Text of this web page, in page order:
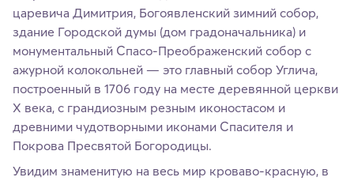
царевича Димитрия, Богоявленский зимний собор,
здание Городской думы (дом градоначальника) и
монументальный Спасо-Преображенский собор с
ажурной колокольней — это главный собор Углича,
построенный в 1706 году на месте деревянной церкви
X века, с грандиозным резным иконостасом и
древними чудотворными иконами Спасителя и
Покрова Пресвятой Богородицы.
Увидим знаменитую на весь мир кроваво-красную, в